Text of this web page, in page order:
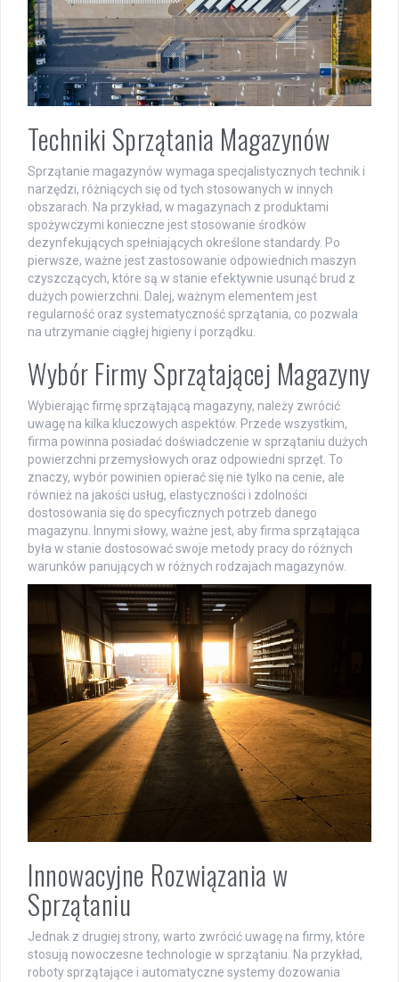
Techniki Sprzątania Magazynów
Sprzątanie magazynów wymaga specjalistycznych technik i
narzędzi, różniących się od tych stosowanych w innych
obszarach. Na przykład, w magazynach z produktami
spożywczymi konieczne jest stosowanie środków
dezynfekujących spełniających określone standardy. Po
pierwsze, ważne jest zastosowanie odpowiednich maszyn
czyszczących, które są w stanie efektywnie usunąć brud z
dużych powierzchni. Dalej, ważnym elementem jest
regularność oraz systematyczność sprzątania, co pozwala
na utrzymanie ciągłej higieny i porządku.
Wybór Firmy Sprzątającej Magazyny
Wybierając firmę sprzątającą magazyny, należy zwrócić
uwagę na kilka kluczowych aspektów. Przede wszystkim,
firma powinna posiadać doświadczenie w sprzątaniu dużych
powierzchni przemysłowych oraz odpowiedni sprzęt. To
znaczy, wybór powinien opierać się nie tylko na cenie, ale
również na jakości usług, elastyczności i zdolności
dostosowania się do specyficznych potrzeb danego
magazynu. Innymi słowy, ważne jest, aby firma sprzątająca
była w stanie dostosować swoje metody pracy do różnych
warunków panujących w różnych rodzajach magazynów.
Innowacyjne Rozwiązania w
Sprzątaniu
Jednak z drugiej strony, warto zwrócić uwagę na firmy, które
stosują nowoczesne technologie w sprzątaniu. Na przykład,
roboty sprzątające i automatyczne systemy dozowania